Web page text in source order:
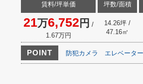
賃料/坪単価
21万6,752 円 /
1.67万円
坪数/面積
14.26坪 /
47.16㎡
POINT 防犯カメラ エレベータ